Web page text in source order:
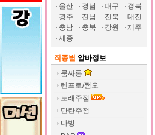
울산
경남 대구
경북
광주
전남 전북
대전
충남
충북 강원
제주
세종
직종별 알바정보
룸싸롱
텐프로/쩜오
노래주점
단란주점
다방